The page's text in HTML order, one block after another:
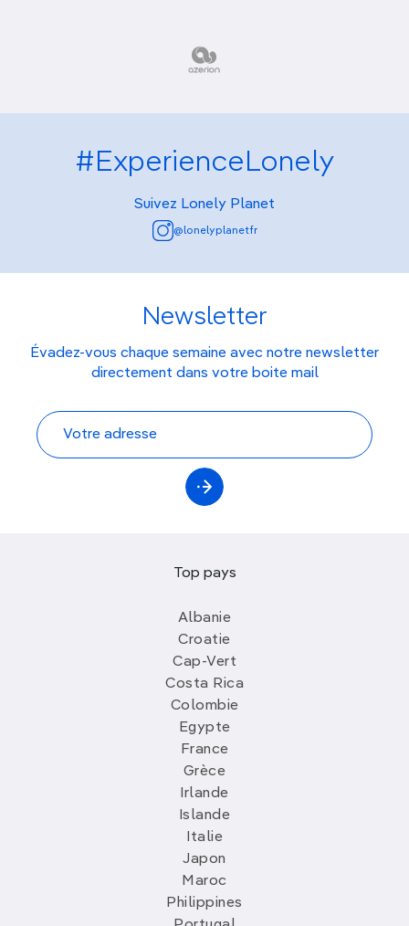
#ExperienceLonely
Suivez Lonely Planet
@lonelyplanetfr
Newsletter
Évadez-vous chaque semaine avec notre newsletter
directement dans votre boite mail
Top pays
Albanie
Croatie
Cap-Vert
Costa Rica
Colombie
Egypte
France
Grèce
Irlande
Islande
Italie
Japon
Maroc
Philippines